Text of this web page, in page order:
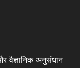
वैज्ञानिक अनुसंधान